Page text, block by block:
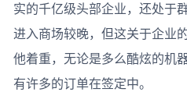
实的千亿级头部企业，还处于
进入商场较晚，但这关于企业
他着重，无论是多么酷炫的机
有许多的订单在签定中。